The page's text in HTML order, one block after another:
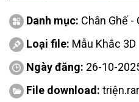
Danh mục: Chân Ghế -
Loại file: Mẫu Khắc 3D
Ngày đăng: 26-10-
File download: triện.rar